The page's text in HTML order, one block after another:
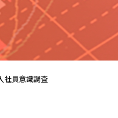
社員意識調査